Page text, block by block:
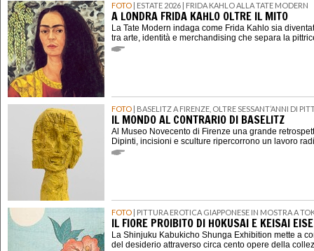
FOTO | ESTATE 2026 | FRIDA KAHLO ALLA TATE MODERN
A LONDRA FRIDA KAHLO OLTRE IL MITO
La Tate Modern indaga come Frida Kahlo sia
tra arte, identità e merchandising che separa la
FOTO | BASELITZ A FIRENZE, OLTRE SESSANT’ANNI DI
IL MONDO AL CONTRARIO DI BASELITZ
Al Museo Novecento di Firenze una grande
Dipinti, incisioni e sculture ripercorrono un lavoro
FOTO | PITTURA EROTICA GIAPPONESE IN MOSTRA A
IL FIORE PROIBITO DI HOKUSAI E KEISAI
La Shinjuku Kabukicho Shunga Exhibition mette a
del desiderio attraverso circa cento opere della